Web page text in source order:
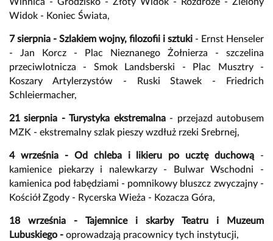
Winnica - Grodzisko - Złoty Widok - Rozdroże - Zielony
Widok - Koniec Świata,
7 sierpnia - Szlakiem wojny, filozofii i sztuki - Ernst Henseler
- Jan Korcz - Plac Nieznanego Żołnierza - szczelina
przeciwlotnicza - Smok Landsberski - Plac Musztry -
Koszary Artylerzystów - Ruski Stawek - Friedrich
Schleiermacher,
21 sierpnia - Turystyka ekstremalna- przejazd autobusem
MZK - ekstremalny szlak pieszy wzdłuż rzeki Srebrnej,
4 września - Od chleba i likieru po ucztę duchową -
kamienice piekarzy i nalewkarzy - Bulwar Wschodni -
kamienica pod łabędziami - pomnikowy bluszcz zwyczajny -
Kościół Zgody - Rycerska Wieża - Kozacza Góra,
18 września - Tajemnice i skarby Teatru i Muzeum
Lubuskiego - oprowadzają pracownicy tych instytucji,